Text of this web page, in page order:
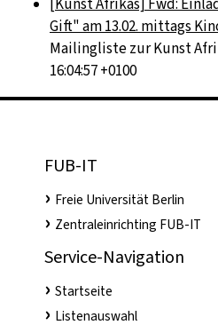
Gift" am 13.02. mittags
Mailingliste zur Kunst
16:04:57 +0100
FUB-IT
Freie Universität Berlin
Zentraleinrichting FUB-IT
Service-Navigation
Startseite
Listenauswahl